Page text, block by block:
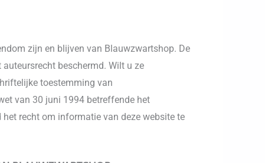
zijn en blijven van Blauwzwartshop. De
beschermd. Wilt u ze
toestemming van
van 30 juni 1994 betreffende het
recht om informatie van deze website te